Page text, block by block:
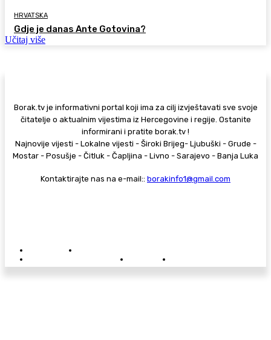
HRVATSKA
Gdje je danas Ante Gotovina?
Učitaj više
Borak.tv je informativni portal koji ima za cilj izvještavati sve svoje
čitatelje o aktualnim vijestima iz Hercegovine i regije. Ostanite
informirani i pratite borak.tv !
Najnovije vijesti - Lokalne vijesti - Široki Brijeg- Ljubuški - Grude -
Mostar - Posušje - Čitluk - Čapljina - Livno - Sarajevo - Banja Luka
Kontaktirajte nas na e-mail:: borakinfo1@gmail.com